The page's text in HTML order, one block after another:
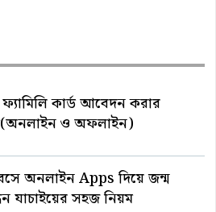
কার্ড আবেদন করার
ও অফলাইন)
অনলাইন Apps দিয়ে জন্ম
যাচাইয়ের সহজ নিয়ম